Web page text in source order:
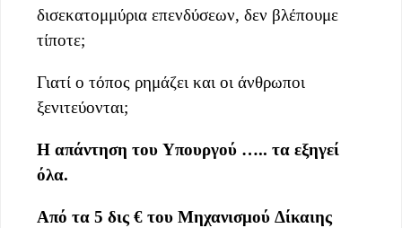
δισεκατομμύρια επενδύσεων, δεν βλέπουμε
τίποτε;
Γιατί ο τόπος ρημάζει και οι άνθρωποι
ξενιτεύονται;
Η απάντηση του Υπουργού ….. τα εξηγεί
όλα.
Από τα 5 δις € του Μηχανισμού Δίκαιης